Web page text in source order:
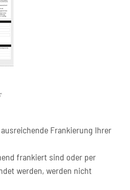
Frankierung Ihrer
frankiert sind oder per
werden, werden nicht